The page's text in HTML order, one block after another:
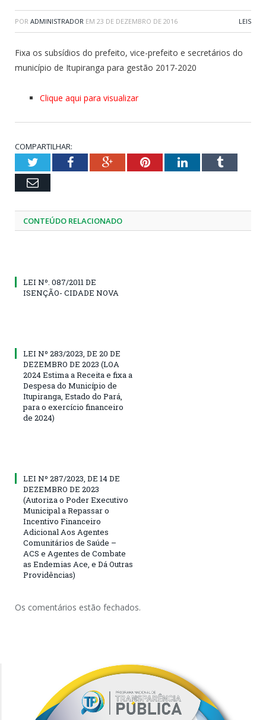
POR ADMINISTRADOR EM 23 DE DEZEMBRO DE 2016 LEIS
Fixa os subsídios do prefeito, vice-prefeito e secretários do
município de Itupiranga para gestão 2017-2020
Clique aqui para visualizar
COMPARTILHAR:
TwitterFacebookGoogle+PinterestLinkedInTumblr
Email
CONTEÚDO RELACIONADO
LEI Nº. 087/2011 DE
ISENÇÃO- CIDADE NOVA
LEI Nº 283/2023, DE 20 DE
DEZEMBRO DE 2023 (LOA
2024 Estima a Receita e fixa a
Despesa do Município de
Itupiranga, Estado do Pará,
para o exercício financeiro
de 2024)
LEI Nº 287/2023, DE 14 DE
DEZEMBRO DE 2023
(Autoriza o Poder Executivo
Municipal a Repassar o
Incentivo Financeiro
Adicional Aos Agentes
Comunitários de Saúde –
ACS e Agentes de Combate
as Endemias Ace, e Dá Outras
Providências)
Os comentários estão fechados.